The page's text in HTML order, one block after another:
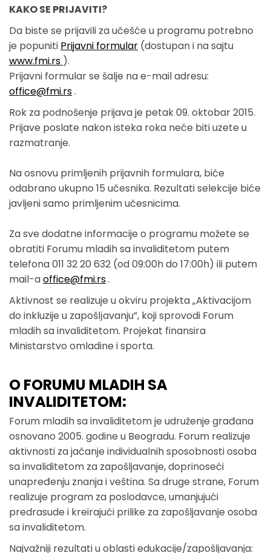
KAKO SE PRIJAVITI?
Da biste se prijavili za učešće u programu potrebno
je popuniti Prijavni formular (dostupan i na sajtu
www.fmi.rs ).
Prijavni formular se šalje na e-mail adresu:
office@fmi.rs.
Rok za podnošenje prijava je petak 09. oktobar 2015.
Prijave poslate nakon isteka roka neće biti uzete u
razmatranje.
Na osnovu primljenih prijavnih formulara, biće
odabrano ukupno 15 učesnika. Rezultati selekcije biće
javljeni samo primljenim učesnicima.
Za sve dodatne informacije o programu možete se
obratiti Forumu mladih sa invaliditetom putem
telefona 011 32 20 632 (od 09:00h do 17:00h) ili putem
mail-aoffice@fmi.rs.
Aktivnost se realizuje u okviru projekta „Aktivacijom
do inkluzije u zapošlјavanju”, koji sprovodi Forum
mladih sa invaliditetom. Projekat finansira
Ministarstvo omladine i sporta.
O FORUMU MLADIH SA
INVALIDITETOM:
Forum mladih sa invaliditetom je udruženje građana
osnovano 2005. godine u Beogradu. Forum realizuje
aktivnosti za jačanje individualnih sposobnosti osoba
sa invaliditetom za zapošljavanje, doprinoseći
unapređenju znanja i veština. Sa druge strane, Forum
realizuje program za poslodavce, umanjujući
predrasude i kreirajući prilike za zapošljavanje osoba
sa invaliditetom.
Najvažniji rezultati u oblasti edukacije/zapošljavanja: